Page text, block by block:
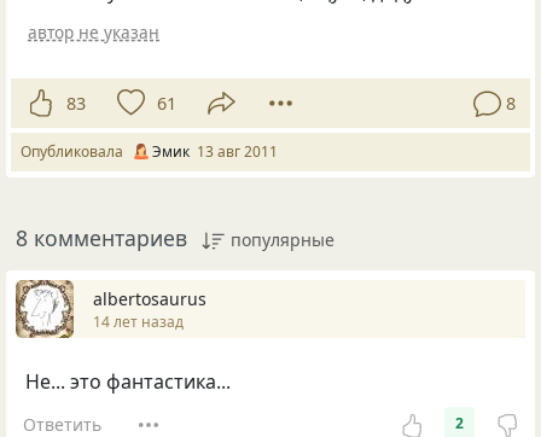
автор не указан
83 61 8
Опубликовала Эмик 13 авг 2011
8 комментариев популярные
albertosaurus
14 лет назад
Не... это фантастика...
Ответить 2